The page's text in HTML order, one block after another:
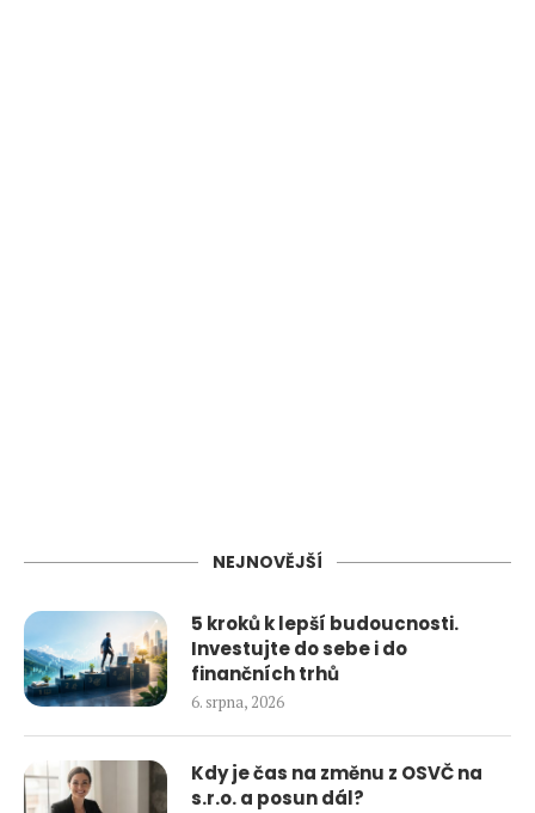
NEJNOVĚJŠÍ
5 kroků k lepší budoucnosti.
Investujte do sebe i do
finančních trhů
6. srpna, 2026
Kdy je čas na změnu z OSVČ na
s.r.o. a posun dál?